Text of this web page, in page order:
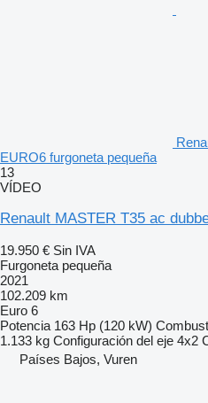
EURO6 furgoneta pequeña
13
VÍDEO
Renault MASTER T35 ac
19.950 € Sin IVA
Furgoneta pequeña
2021
102.209 km
Euro 6
Potencia 163 Hp (120 kW)
1.133 kg Configuración del eje 4x2
Países Bajos, Vuren